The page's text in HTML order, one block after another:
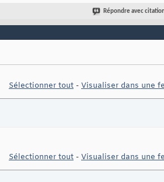
Répondre avec
Sélectionner tout - Visualiser dans une
Sélectionner tout - Visualiser dans une